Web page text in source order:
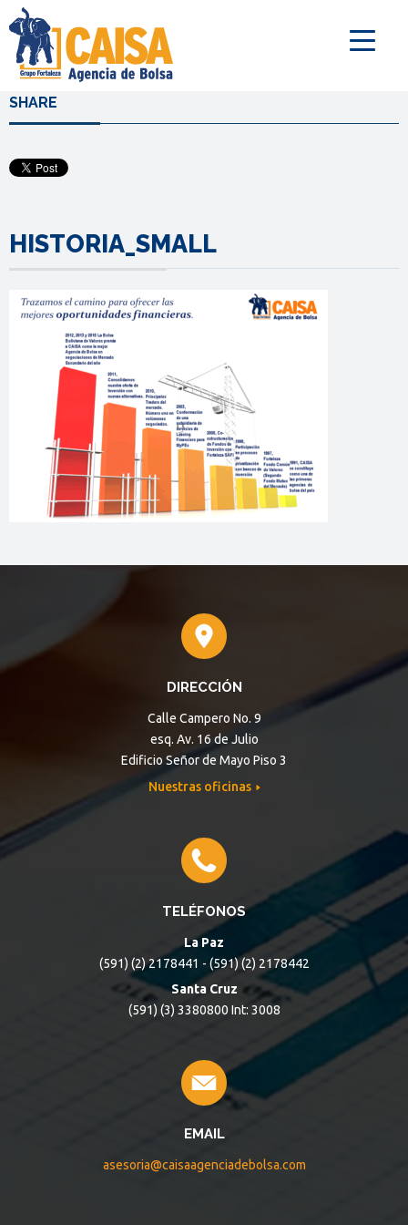
SHARE
HISTORIA_SMALL
DIRECCIÓN
Calle Campero No. 9
esq. Av. 16 de Julio
Edificio Señor de Mayo Piso 3
Nuestras oficinas
TELÉFONOS
La Paz
(591) (2) 2178441 - (591) (2) 2178442
Santa Cruz
(591) (3) 3380800 Int: 3008
EMAIL
asesoria@caisaagenciadebolsa.com